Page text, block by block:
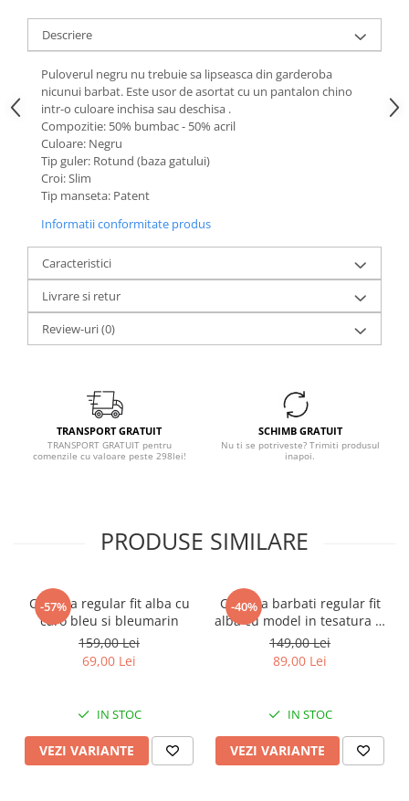
Descriere
Puloverul negru nu trebuie sa lipseasca din garderoba
nicunui barbat. Este usor de asortat cu un pantalon chino
intr-o culoare inchisa sau deschisa .
Compozitie: 50% bumbac - 50% acril
Culoare: Negru
Tip guler: Rotund (baza gatului)
Croi: Slim
Tip manseta: Patent
Informatii conformitate produs
Caracteristici
Livrare si retur
Review-uri(0)
TRANSPORT GRATUIT
TRANSPORT GRATUIT pentru
comenzile cu valoare peste 298lei!
SCHIMB GRATUIT
Nu ti se potriveste? Trimiti produsul
inapoi.
PRODUSE SIMILARE
-57%
Camasa regular fit alba cu
caro bleu si bleumarin
159,00 Lei
69,00 Lei
IN STOC
VEZI VARIANTE
-40%
Camasa barbati regular fit
alba cu model in tesatura si
nasturi ascunsi
149,00 Lei
89,00 Lei
IN STOC
VEZI VARIANTE